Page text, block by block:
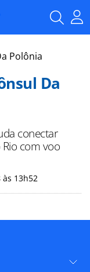
Polônia
Da
conectar
com voo
às 13h52